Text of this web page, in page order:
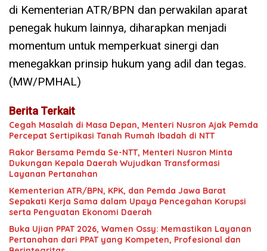
di Kementerian ATR/BPN dan perwakilan aparat
penegak hukum lainnya, diharapkan menjadi
momentum untuk memperkuat sinergi dan
menegakkan prinsip hukum yang adil dan tegas.
(MW/PMHAL)
Berita Terkait
Cegah Masalah di Masa Depan, Menteri Nusron Ajak Pemda
Percepat Sertipikasi Tanah Rumah Ibadah di NTT
Rakor Bersama Pemda Se-NTT, Menteri Nusron Minta
Dukungan Kepala Daerah Wujudkan Transformasi
Layanan Pertanahan
Kementerian ATR/BPN, KPK, dan Pemda Jawa Barat
Sepakati Kerja Sama dalam Upaya Pencegahan Korupsi
serta Penguatan Ekonomi Daerah
Buka Ujian PPAT 2026, Wamen Ossy: Memastikan Layanan
Pertanahan dari PPAT yang Kompeten, Profesional dan